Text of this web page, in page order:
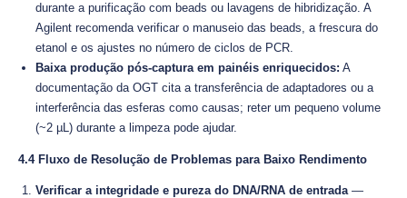
durante a purificação com beads ou lavagens de hibridização. A
Agilent recomenda verificar o manuseio das beads, a frescura do
etanol e os ajustes no número de ciclos de PCR.
Baixa produção pós-captura em painéis enriquecidos: A
documentação da OGT cita a transferência de adaptadores ou a
interferência das esferas como causas; reter um pequeno volume
(~2 µL) durante a limpeza pode ajudar.
4.4 Fluxo de Resolução de Problemas para Baixo Rendimento
Verificar a integridade e pureza do DNA/RNA de entrada—